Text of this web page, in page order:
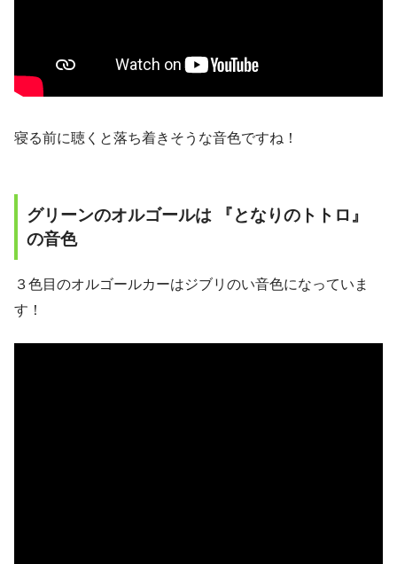
寝る前に聴くと落ち着きそうな音色ですね！
グリーンのオルゴールは 『となりのトトロ』
の音色
３色目のオルゴールカーはジブリのい音色になっていま
す！